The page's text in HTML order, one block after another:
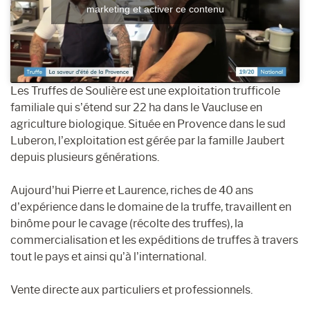
marketing et activer ce contenu
Les Truffes de Soulière est une exploitation trufficole
familiale qui s’étend sur 22 ha dans le Vaucluse en
agriculture biologique. Située en Provence dans le sud
Luberon, l’exploitation est gérée par la famille Jaubert
depuis plusieurs générations.
Aujourd’hui Pierre et Laurence, riches de 40 ans
d’expérience dans le domaine de la truffe, travaillent en
binôme pour le cavage (récolte des truffes), la
commercialisation et les expéditions de truffes à travers
tout le pays et ainsi qu’à l’international.
Vente directe aux particuliers et professionnels.